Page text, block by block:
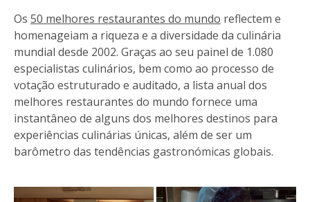
Os 50 melhores restaurantes do mundo reflectem e
homenageiam a riqueza e a diversidade da culinária
mundial desde 2002. Graças ao seu painel de 1.080
especialistas culinários, bem como ao processo de
votação estruturado e auditado, a lista anual dos
melhores restaurantes do mundo fornece uma
instantâneo de alguns dos melhores destinos para
experiências culinárias únicas, além de ser um
barômetro das tendências gastronómicas globais.